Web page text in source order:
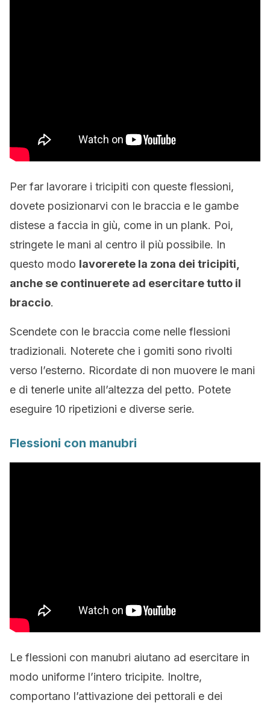
Per far lavorare i tricipiti con queste flessioni,
dovete posizionarvi con le braccia e le gambe
distese a faccia in giù, come in un plank. Poi,
stringete le mani al centro il più possibile. In
questo modo lavorerete la zona dei tricipiti,
anche se continuerete ad esercitare tutto il
braccio.
Scendete con le braccia come nelle flessioni
tradizionali. Noterete che i gomiti sono rivolti
verso l’esterno. Ricordate di non muovere le mani
e di tenerle unite all’altezza del petto. Potete
eseguire 10 ripetizioni e diverse serie.
Flessioni con manubri
Le flessioni con manubri aiutano ad esercitare in
modo uniforme l’intero tricipite. Inoltre,
comportano l’attivazione dei pettorali e dei